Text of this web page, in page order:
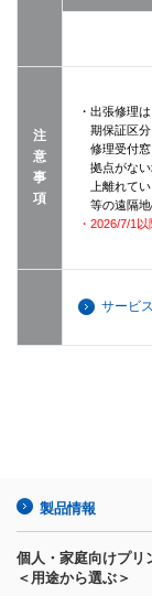
注
意
事
項
・出張修理
期保証区
修理受付
拠点がな
上離れて
等の遠隔
・2026/7/1
サービ
製品情報
個人・家庭向けプリ
＜用途から選ぶ＞